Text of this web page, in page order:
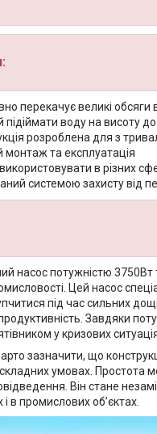
перекачує великі обсяги
підіймати воду на висоту
розроблена для з
монтаж та експлуатація
в різних
системою захисту від
насос потужністю
Цей насос
під час сильних
Завдяки
у кризових
зазначити, що
умовах. Простота
Він стане
в промислових об’єктах.